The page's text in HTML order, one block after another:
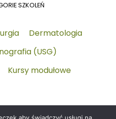
SZKOLEŃ
Dermatologia
(USG)
Kursy modułowe